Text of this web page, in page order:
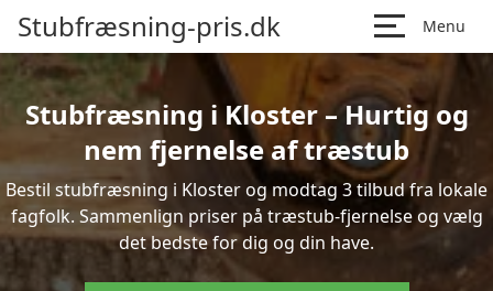
Stubfræsning-pris.dk Menu
Stubfræsning i Kloster – Hurtig og
nem fjernelse af træstub
Bestil stubfræsning i Kloster og modtag 3 tilbud fra lokale
fagfolk. Sammenlign priser på træstub-fjernelse og vælg
det bedste for dig og din have.